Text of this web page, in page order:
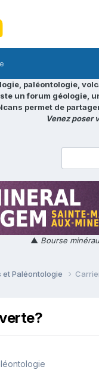
paléontologie,
un forum géologie,
permet de
Venez poser
▲ Bourse
et Paléontologie